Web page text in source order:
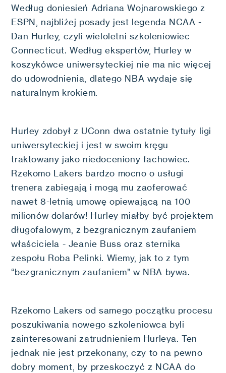
Według doniesień Adriana Wojnarowskiego z
ESPN, najbliżej posady jest legenda NCAA -
Dan Hurley, czyli wieloletni szkoleniowiec
Connecticut. Według ekspertów, Hurley w
koszykówce uniwersyteckiej nie ma nic więcej
do udowodnienia, dlatego NBA wydaje się
naturalnym krokiem.
Hurley zdobył z UConn dwa ostatnie tytuły ligi
uniwersyteckiej i jest w swoim kręgu
traktowany jako niedoceniony fachowiec.
Rzekomo Lakers bardzo mocno o usługi
trenera zabiegają i mogą mu zaoferować
nawet 8-letnią umowę opiewającą na 100
milionów dolarów! Hurley miałby być projektem
długofalowym, z bezgranicznym zaufaniem
właściciela - Jeanie Buss oraz sternika
zespołu Roba Pelinki. Wiemy, jak to z tym
“bezgranicznym zaufaniem” w NBA bywa.
Rzekomo Lakers od samego początku procesu
poszukiwania nowego szkoleniowca byli
zainteresowani zatrudnieniem Hurleya. Ten
jednak nie jest przekonany, czy to na pewno
dobry moment, by przeskoczyć z NCAA do